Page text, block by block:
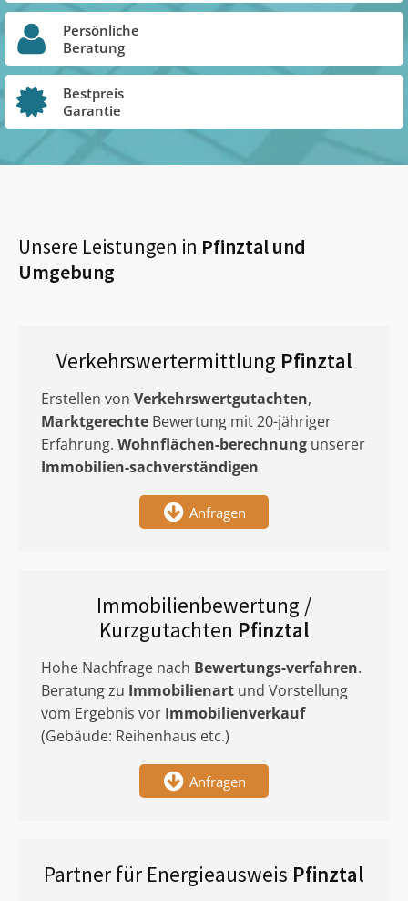
Persönliche
Beratung
Bestpreis
Garantie
Unsere Leistungen in Pfinztalund
Umgebung
Verkehrswertermittlung Pfinztal
Erstellen von Verkehrswertgutachten,
Marktgerechte Bewertung mit 20-jähriger
Erfahrung. Wohnflächen-berechnung unserer
Immobilien-sachverständigen
Anfragen
Immobilienbewertung /
Kurzgutachten Pfinztal
Hohe Nachfrage nach Bewertungs-verfahren.
Beratung zu Immobilienart und Vorstellung
vom Ergebnis vor Immobilienverkauf
(Gebäude: Reihenhaus etc.)
Anfragen
Partner für Energieausweis Pfinztal